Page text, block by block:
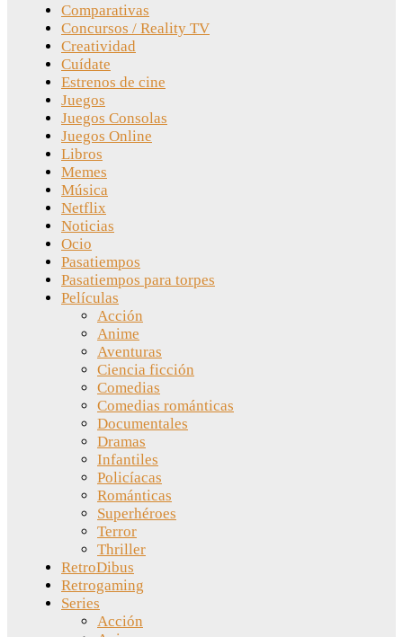
Comparativas
Concursos / Reality TV
Creatividad
Cuídate
Estrenos de cine
Juegos
Juegos Consolas
Juegos Online
Libros
Memes
Música
Netflix
Noticias
Ocio
Pasatiempos
Pasatiempos para torpes
Películas
Acción
Anime
Aventuras
Ciencia ficción
Comedias
Comedias románticas
Documentales
Dramas
Infantiles
Policíacas
Románticas
Superhéroes
Terror
Thriller
RetroDibus
Retrogaming
Series
Acción